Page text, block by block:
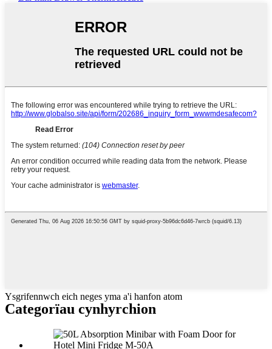
Ysgrifennwch eich neges yma a'i hanfon atom
Categorïau cynhyrchion